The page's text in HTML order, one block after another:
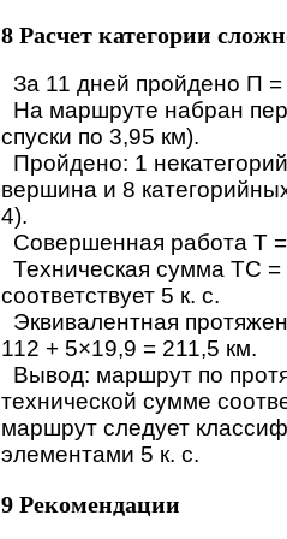
8 Расчет категории
За 11 дней пройдено П =
На маршруте набран
спуски по 3,95 км).
Пройдено: 1
вершина и 8
4).
Совершенная работа Т
Техническая сумма ТС
соответствует 5 к. с.
Эквивалентная
112 + 5×19,9 = 211,5 км.
Вывод: маршрут по
технической сумме
маршрут следует
элементами 5 к. с.
9 Рекомендации